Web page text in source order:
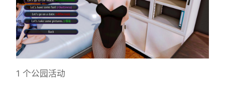
1 个公园活动